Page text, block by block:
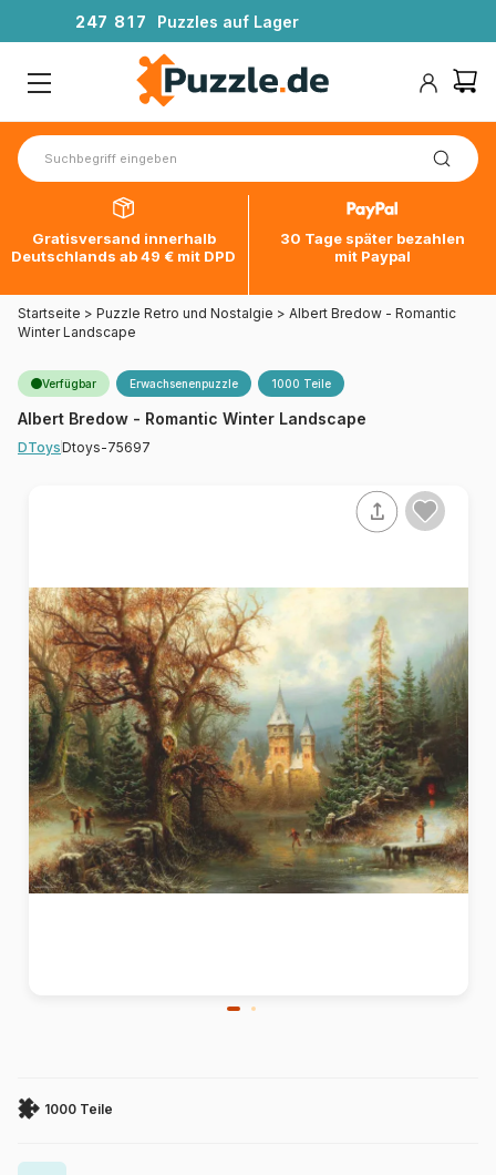
247 81 7 Puzzles auf Lager
Gratisversand innerhalb
Deutschlands ab 49 € mit DPD
30 Tage später bezahlen
mit Paypal
Startseite > Puzzle Retro und Nostalgie > Albert Bredow - Romantic
Winter Landscape
Verfügbar Erwachsenenpuzzle 1000 Teile
Albert Bredow - Romantic Winter Landscape
DToysDtoys-75697
1000 Teile